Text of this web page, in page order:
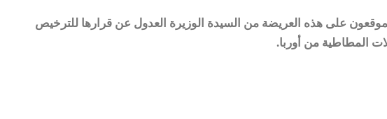
على هذه العريضة من السيدة الوزيرة العدول عن قرارها للترخيص
المطاطية من أوربا.